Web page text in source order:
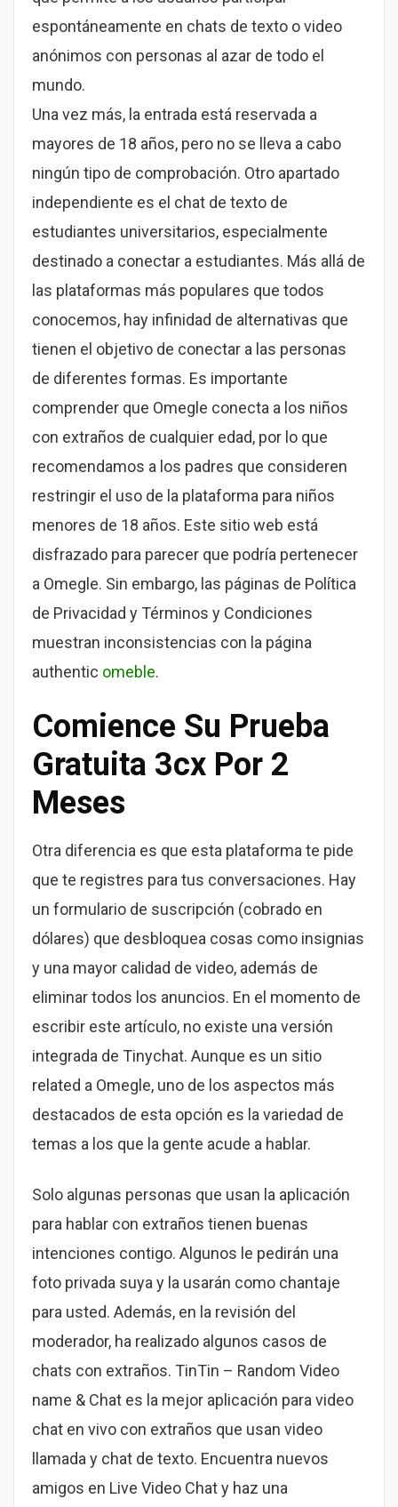
espontáneamente en chats de texto o video
anónimos con personas al azar de todo el
mundo.
Una vez más, la entrada está reservada a
mayores de 18 años, pero no se lleva a cabo
ningún tipo de comprobación. Otro apartado
independiente es el chat de texto de
estudiantes universitarios, especialmente
destinado a conectar a estudiantes. Más allá de
las plataformas más populares que todos
conocemos, hay infinidad de alternativas que
tienen el objetivo de conectar a las personas
de diferentes formas. Es importante
comprender que Omegle conecta a los niños
con extraños de cualquier edad, por lo que
recomendamos a los padres que consideren
restringir el uso de la plataforma para niños
menores de 18 años. Este sitio web está
disfrazado para parecer que podría pertenecer
a Omegle. Sin embargo, las páginas de Política
de Privacidad y Términos y Condiciones
muestran inconsistencias con la página
authentic omeble.
Comience Su Prueba
Gratuita 3cx Por 2
Meses
Otra diferencia es que esta plataforma te pide
que te registres para tus conversaciones. Hay
un formulario de suscripción (cobrado en
dólares) que desbloquea cosas como insignias
y una mayor calidad de video, además de
eliminar todos los anuncios. En el momento de
escribir este artículo, no existe una versión
integrada de Tinychat. Aunque es un sitio
related a Omegle, uno de los aspectos más
destacados de esta opción es la variedad de
temas a los que la gente acude a hablar.
Solo algunas personas que usan la aplicación
para hablar con extraños tienen buenas
intenciones contigo. Algunos le pedirán una
foto privada suya y la usarán como chantaje
para usted. Además, en la revisión del
moderador, ha realizado algunos casos de
chats con extraños. TinTin – Random Video
name & Chat es la mejor aplicación para video
chat en vivo con extraños que usan video
llamada y chat de texto. Encuentra nuevos
amigos en Live Video Chat y haz una